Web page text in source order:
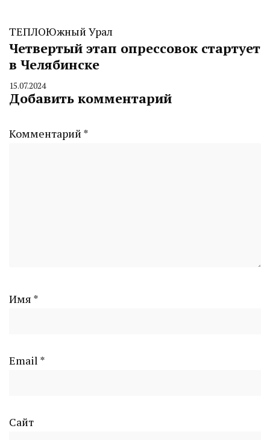
ТЕПЛОЮжный Урал
Четвертый этап опрессовок стартует
в Челябинске
By
CHELINDUSTRY
15.07.2024
Добавить комментарий
Комментарий *
Имя *
Email *
Сайт